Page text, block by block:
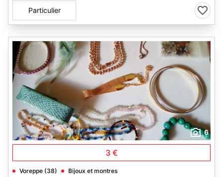
Particulier
6
3 €
Voreppe (38) Bijoux et montres